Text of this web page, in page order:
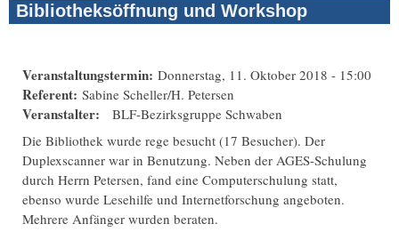
Bibliotheksöffnung und Workshop
Veranstaltungstermin: Donnerstag, 11. Oktober 2018 - 15:00
Referent: Sabine Scheller/H. Petersen
Veranstalter:
BLF-Bezirksgruppe Schwaben
Die Bibliothek wurde rege besucht (17 Besucher). Der
Duplexscanner war in Benutzung. Neben der AGES-Schulung
durch Herrn Petersen, fand eine Computerschulung statt,
ebenso wurde Lesehilfe und Internetforschung angeboten.
Mehrere Anfänger wurden beraten.